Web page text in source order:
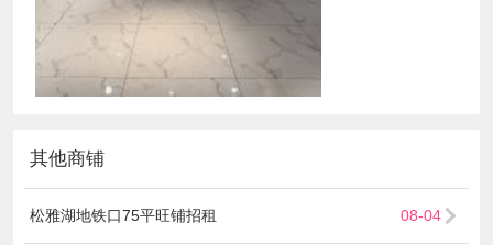
其他商铺
松雅湖地铁口75平旺铺招租 08-04